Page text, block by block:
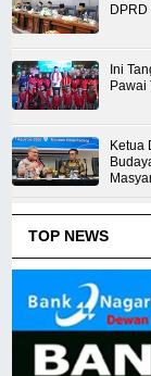
Ini
Pawai
Ketua
TOP NEWS